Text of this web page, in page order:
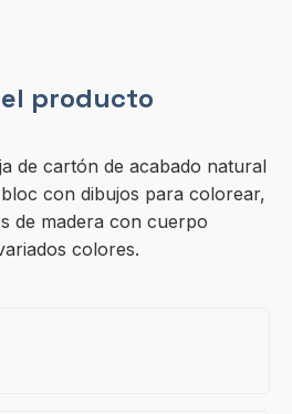
producto
de cartón de acabado natural
con dibujos para colorear,
de madera con cuerpo
colores.